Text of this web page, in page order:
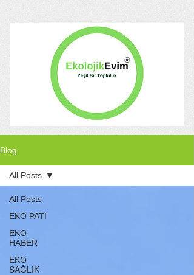
Blog
All Posts
EKO PATİ
EKO
HABER
EKO
SAĞLIK
All Posts